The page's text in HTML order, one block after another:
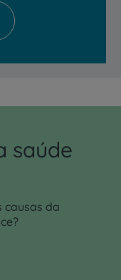
saúde
causas da